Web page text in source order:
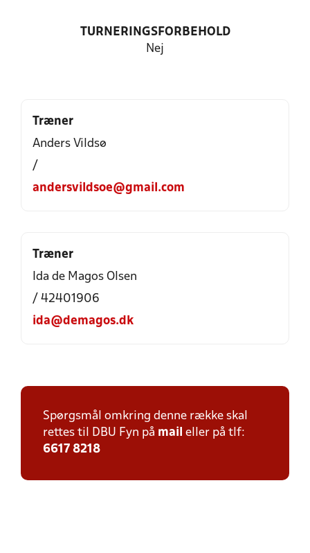
TURNERINGSFORBEHOLD
Nej
Træner
Anders Vildsø
/
andersvildsoe@gmail.com
Træner
Ida de Magos Olsen
/ 42401906
ida@demagos.dk
Spørgsmål omkring denne række skal
rettes til DBU Fyn på mail eller på tlf:
6617 8218